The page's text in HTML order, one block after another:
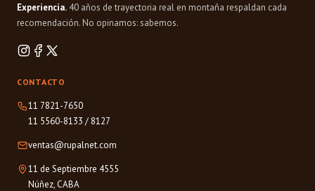
Experiencia. 40 años de trayectoria real en montaña respaldan cada
recomendación. No opinamos: sabemos.
CONTACTO
11 7821-7650
11 5560-8133 / 8127
ventas@rupalnet.com
11 de Septiembre 4555
Núñez, CABA